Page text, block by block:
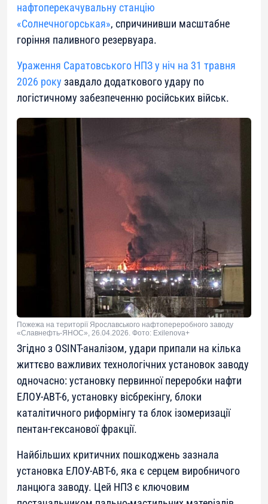
нафтоперекачувальну станцію
«Солнечногорськая», спричинивши масштабне
горіння паливного резервуара.
Ураження Саратовського НПЗ у ніч на 31 травня
2026 року завдало додаткового удару по
логістичному забезпеченню російських військ.
Пожежа на території Ярославського нафтопереробного заводу
«Славнефть-ЯНОС», 26.04.2026. Фото: Exilenova+
Згідно з OSINT-аналізом, удари припали на кілька
життєво важливих технологічних установок заводу
одночасно: установку первинної переробки нафти
ЕЛОУ-АВТ-6, установку вісбрекінгу, блоки
каталітичного риформінгу та блок ізомеризації
пентан-гексанової фракції.
Найбільших критичних пошкоджень зазнала
установка ЕЛОУ-АВТ-6, яка є серцем виробничого
ланцюга заводу. Цей НПЗ є ключовим